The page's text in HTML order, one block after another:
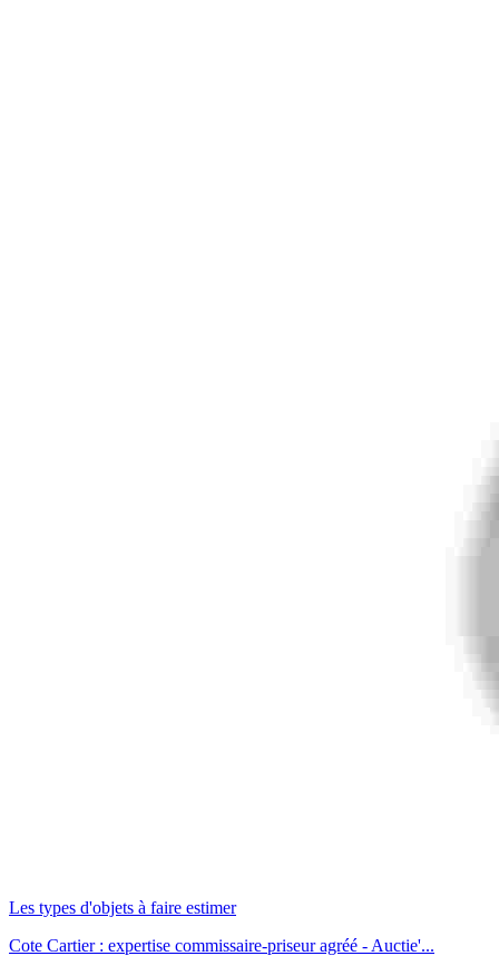
Les types d'objets à faire estimer
Cote Cartier : expertise commissaire-priseur agréé - Auctie'...